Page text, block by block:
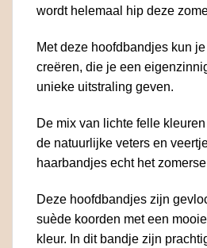
wordt helemaal hip deze
Met deze hoofdbandjes kun
creëren, die je een
unieke uitstraling geven.
De mix van lichte felle
de natuurlijke veters en
haarbandjes echt het
Deze hoofdbandjes zijn
suède koorden met een
kleur. In dit bandje zijn